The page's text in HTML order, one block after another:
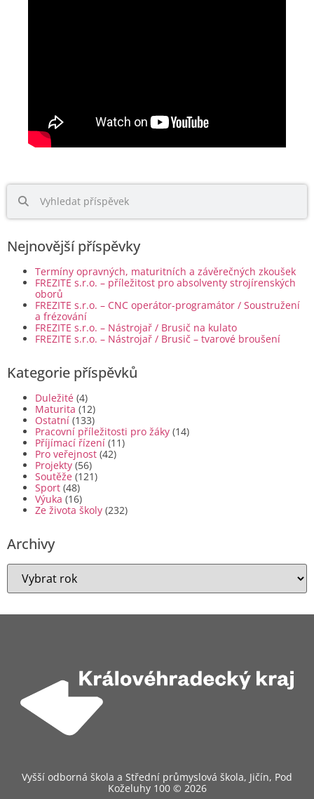
Nejnovější příspěvky
Termíny opravných, maturitních a závěrečných zkoušek
FREZITE s.r.o. – příležitost pro absolventy strojírenských
oborů
FREZITE s.r.o. – CNC operátor-programátor / Soustružení
a frézování
FREZITE s.r.o. – Nástrojař / Brusič na kulato
FREZITE s.r.o. – Nástrojař / Brusič – tvarové broušení
Kategorie příspěvků
Duležité (4)
Maturita (12)
Ostatní (133)
Pracovní příležitosti pro žáky (14)
Příjímací řízení (11)
Pro veřejnost (42)
Projekty (56)
Soutěže (121)
Sport (48)
Výuka (16)
Ze života školy (232)
Archivy
Vyšší odborná škola a Střední průmyslová škola, Jičín, Pod
Koželuhy 100 © 2026